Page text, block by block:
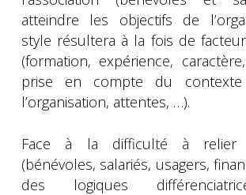
atteindre les objectifs de
style résultera à la fois de
(formation, expérience,
prise en compte du
l’organisation, attentes, …).
Face à la difficulté à relier
(bénévoles, salariés, usagers,
des logiques